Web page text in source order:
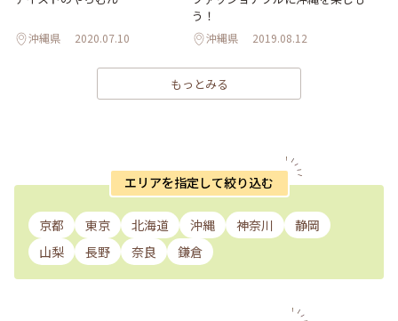
沖縄県 2020.07.10
う！
沖縄県 2019.08.12
もっとみる
エリアを指定して絞り込む
京都 東京 北海道 沖縄 神奈川
静岡
山梨
長野 奈良 鎌倉